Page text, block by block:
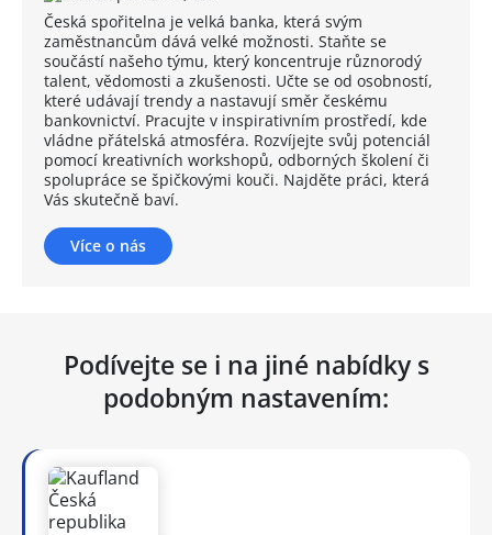
Česká spořitelna je velká banka, která svým
zaměstnancům dává velké možnosti. Staňte se
součástí našeho týmu, který koncentruje různorodý
talent, vědomosti a zkušenosti. Učte se od osobností,
které udávají trendy a nastavují směr českému
bankovnictví. Pracujte v inspirativním prostředí, kde
vládne přátelská atmosféra. Rozvíjejte svůj potenciál
pomocí kreativních workshopů, odborných školení či
spolupráce se špičkovými kouči. Najděte práci, která
Vás skutečně baví.
Více o nás
Podívejte se i na jiné nabídky s
podobným nastavením: